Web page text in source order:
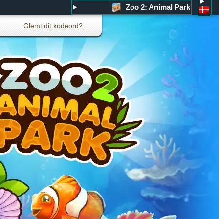
Zoo 2: Animal Park
Glemt dit kodeord?